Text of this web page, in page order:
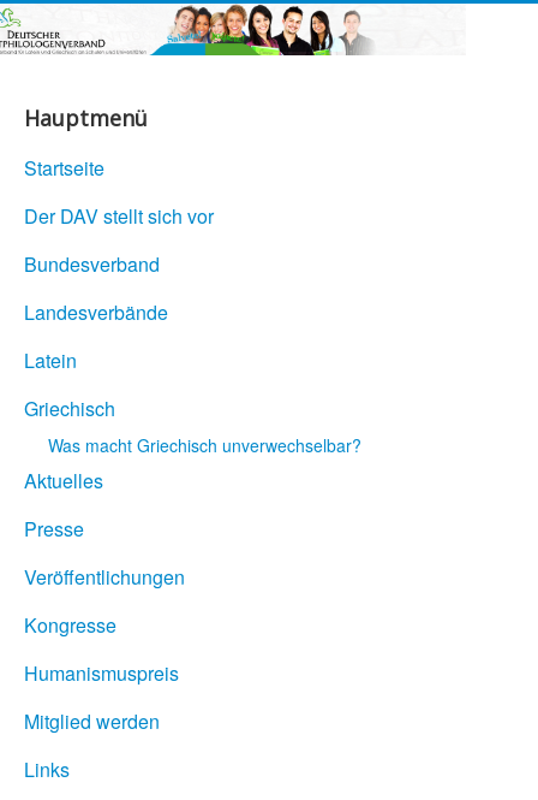
Hauptmenü
Startseite
Der DAV stellt sich vor
Bundesverband
Landesverbände
Latein
Griechisch
Was macht Griechisch unverwechselbar?
Aktuelles
Presse
Veröffentlichungen
Kongresse
Humanismuspreis
Mitglied werden
Links